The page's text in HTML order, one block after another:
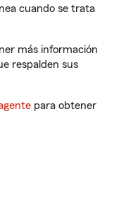
cuando se trata
más información
respalden sus
para obtener